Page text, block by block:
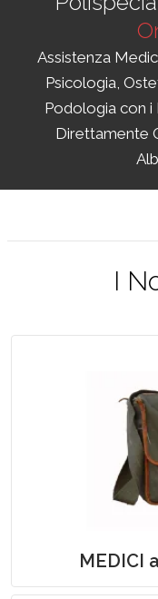
Assistenza
Psicologia,
Podologia con i
Direttamente
I
MEDICI
Medicina